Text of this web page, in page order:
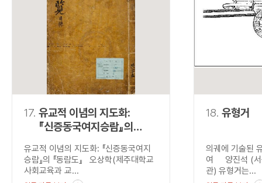
17. 유교적 이념의 지도화:
『신증동국여지승람』의
유교적 이념의 지도화: 『신증동국여지
승람』의 『동람도』 오상학(제주대학교
사회교육과 교...
18. 유형거
의궤에 기술된
여 양진석 (서
관) 유형거는...